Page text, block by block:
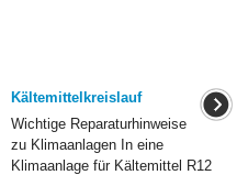
Kältemittelkreislauf
Wichtige Reparaturhinweise
zu Klimaanlagen In eine
Klimaanlage für Kältemittel R12